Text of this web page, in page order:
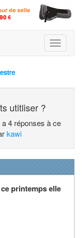
Toggle
utitliser ?
4 réponses à ce
kawi
printemps elle